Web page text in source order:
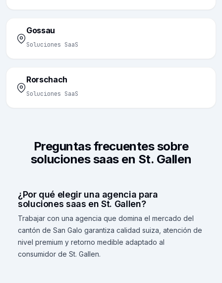
Gossau
Soluciones SaaS
Rorschach
Soluciones SaaS
Preguntas frecuentes sobre
soluciones saas en St. Gallen
¿Por qué elegir una agencia para
soluciones saas en St. Gallen?
Trabajar con una agencia que domina el mercado del
cantón de San Galo garantiza calidad suiza, atención de
nivel premium y retorno medible adaptado al
consumidor de St. Gallen.